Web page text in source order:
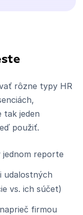
rôzne typy HR
tak jeden
použiť.
reporte
udalostných
vs. ich súčet)
firmou